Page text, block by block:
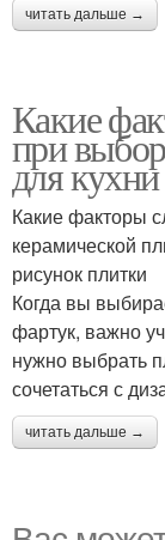
читать дальше →
Какие
при
для
Какие факторы
керамической
рисунок плитки
Когда вы
фартук, важно
нужно выбрать
сочетаться с
читать дальше →